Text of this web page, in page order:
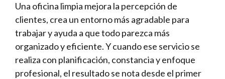
Una oficina limpia mejora la percepción de
clientes, crea un entorno más agradable para
trabajar y ayuda a que todo parezca más
organizado y eficiente. Y cuando ese servicio se
realiza con planificación, constancia y enfoque
profesional, el resultado se nota desde el primer